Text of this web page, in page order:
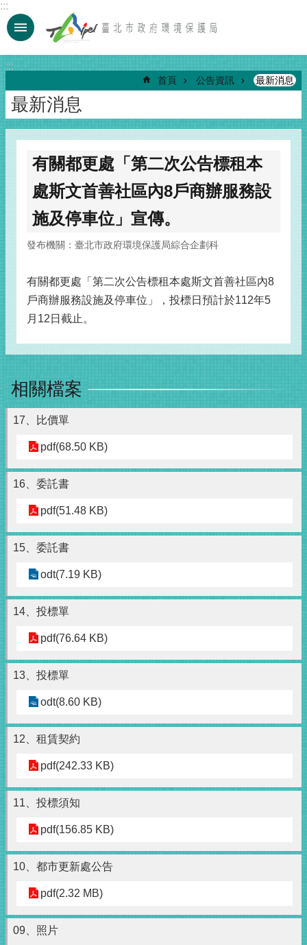
跳到主要內容區塊
:::
:::
首頁 公告資訊 最新消息
最新消息
有關都更處「第二次公告標租本
處斯文首善社區內8戶商辦服務設
施及停車位」宣傳。
發布機關：臺北市政府環境保護局綜合企劃科
有關都更處「第二次公告標租本處斯文首善社區內8
戶商辦服務設施及停車位」，投標日預計於112年5
月12日截止。
相關檔案
17、比價單
pdf(68.50 KB)
16、委託書
pdf(51.48 KB)
15、委託書
odt(7.19 KB)
14、投標單
pdf(76.64 KB)
13、投標單
odt(8.60 KB)
12、租賃契約
pdf(242.33 KB)
11、投標須知
pdf(156.85 KB)
10、都市更新處公告
pdf(2.32 MB)
09、照片